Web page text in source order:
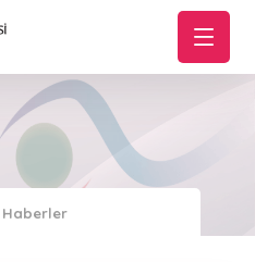
Haberler